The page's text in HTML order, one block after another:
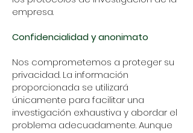
empresa.
Confidencialidad y anonimato
Nos comprometemos a proteger su
privacidad. La información
proporcionada se utilizará
únicamente para facilitar una
investigación exhaustiva y abordar el
problema adecuadamente. Aunque